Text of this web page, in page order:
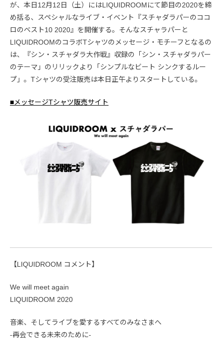
が、本日12月12日（土）にはLIQUIDROOMにて節目の2020を締
め括る、スペシャルなライブ・イベント『スチャダラパーのココ
ロのベスト10 2020』を開催する。そんなスチャラパーと
LIQUIDROOMのコラボTシャツのメッセージ・モチーフとなるの
は、『シン・スチャダラ大作戦』収録の「シン・スチャダラパー
のテーマ」のリリックより「シンプルなビート シンクするルー
プ」。Tシャツの受注販売は本日正午よりスタートしている。
■メッセージTシャツ販売サイト
【LIQUIDROOM コメント】
We will meet again
LIQUIDROOM 2020
音楽、そしてライブを愛するすべてのみなさまへ
-再会できる未来のために-